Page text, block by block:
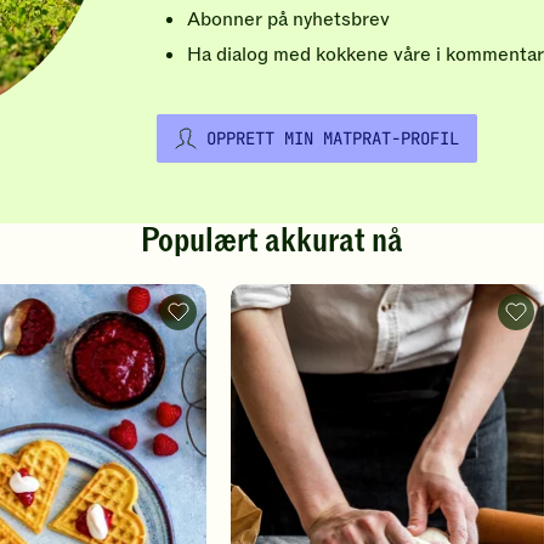
Abonner på nyhetsbrev
Ha dialog med kokkene våre i
OPPRETT MIN MATPRAT-PROFIL
Populært akkurat nå
Vafler
-
legg
til
favoritter
-
legg
til